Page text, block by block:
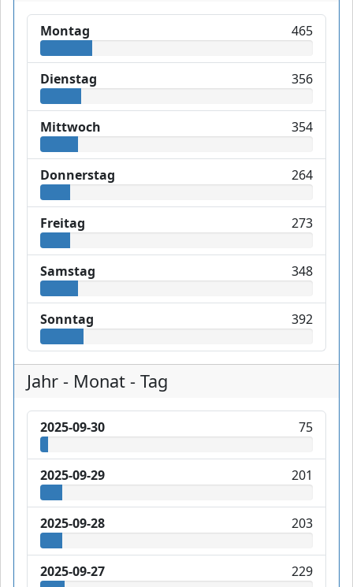
Montag 465
Dienstag 356
Mittwoch 354
Donnerstag 264
Freitag 273
Samstag 348
Sonntag 392
Jahr - Monat - Tag
2025-09-30 75
2025-09-29 201
2025-09-28 203
2025-09-27 229